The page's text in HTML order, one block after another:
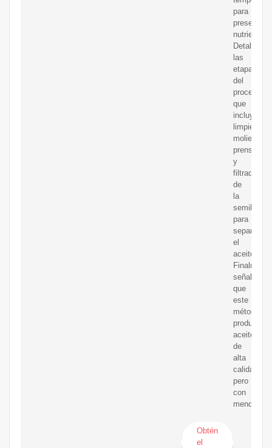
para
preservar
nutrientes.
Detalla
las
etapas
del
proceso
que
incluyen
limpieza,
molienda,
prensado
y
filtrado
de
la
semilla
para
separar
el
aceite.
señala
que
este
método
produce
aceite
de
alta
calidad
pero
con
menor
Obtén
el